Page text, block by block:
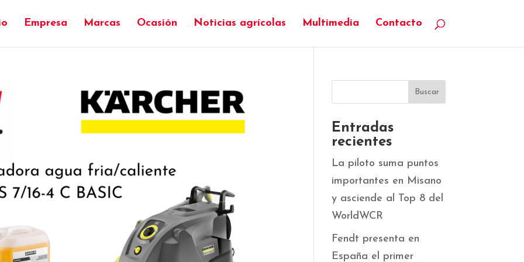
Empresa Marcas Ocasión Noticias agrícolas Multimedia Contacto
Entradas
recientes
La piloto suma puntos
importantes en Misano
y asciende al Top 8 del
WorldWCR
Fendt presenta en
España el primer